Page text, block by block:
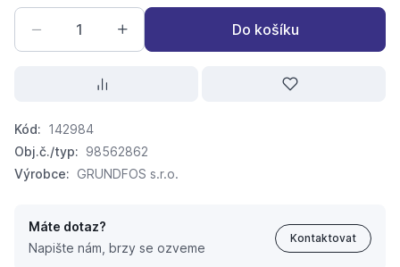
Do košíku
Kód: 142984
Obj.č./typ: 98562862
Výrobce: GRUNDFOS s.r.o.
Máte dotaz?
Napište nám, brzy se ozveme
Kontaktovat